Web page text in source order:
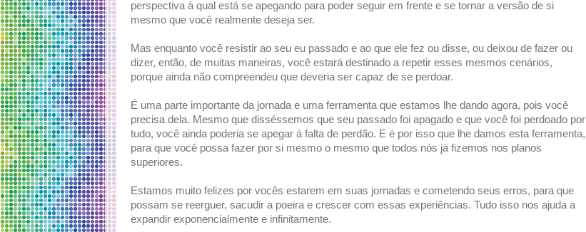
perspectiva à qual está se apegando para poder seguir em frente e se tornar a versão de si
mesmo que você realmente deseja ser.
Mas enquanto você resistir ao seu eu passado e ao que ele fez ou disse, ou deixou de fazer ou
dizer, então, de muitas maneiras, você estará destinado a repetir esses mesmos cenários,
porque ainda não compreendeu que deveria ser capaz de se perdoar.
É uma parte importante da jornada e uma ferramenta que estamos lhe dando agora, pois você
precisa dela. Mesmo que disséssemos que seu passado foi apagado e que você foi perdoado por
tudo, você ainda poderia se apegar à falta de perdão. E é por isso que lhe damos esta ferramenta,
para que você possa fazer por si mesmo o mesmo que todos nós já fizemos nos planos
superiores.
Estamos muito felizes por vocês estarem em suas jornadas e cometendo seus erros, para que
possam se reerguer, sacudir a poeira e crescer com essas experiências. Tudo isso nos ajuda a
expandir exponencialmente e infinitamente.